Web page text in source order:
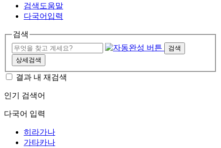
검색도움말
다국어입력
검색
검색
상세검색
결과 내 재검색
인기 검색어
다국어 입력
히라가나
가타카나